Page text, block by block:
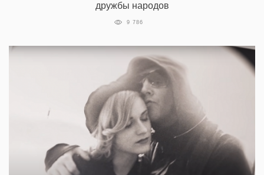
дружбы народов
9 786